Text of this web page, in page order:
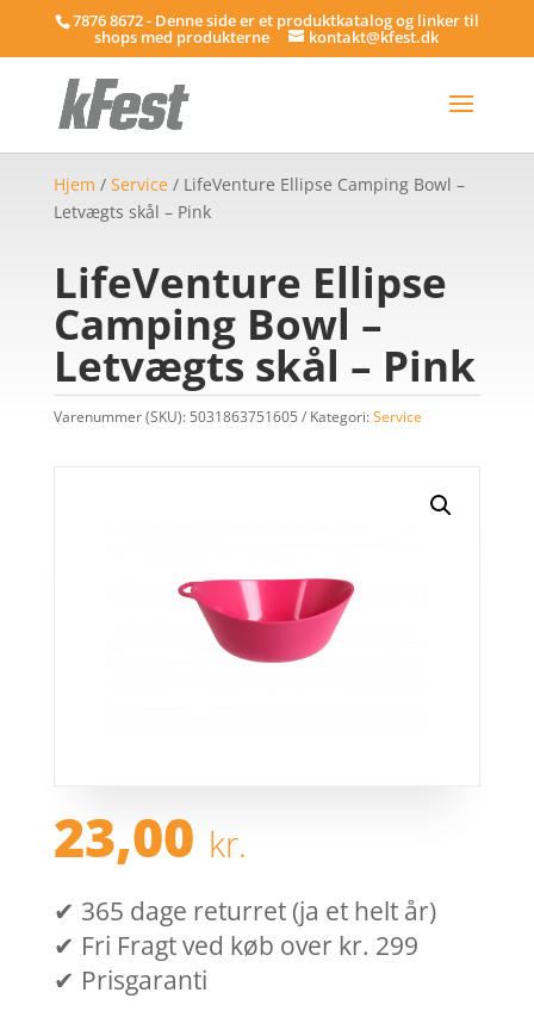
7876 8672 - Denne side er et produktkatalog og linker til
shops med produkterne kontakt@kfest.dk
Hjem / Service / LifeVenture Ellipse Camping Bowl –
Letvægts skål – Pink
LifeVenture Ellipse
Camping Bowl –
Letvægts skål – Pink
Varenummer (SKU): 5031863751605 Kategori:Service
23,00 kr.
✔ 365 dage returret (ja et helt år)
✔ Fri Fragt ved køb over kr. 299
✔ Prisgaranti